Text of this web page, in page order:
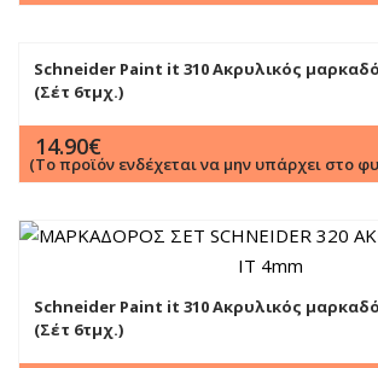
Schneider Paint it 310 Ακρυλικός
(Σέτ 6τμχ.)
14.90€
(Το προϊόν ενδέχεται να μην υπάρχει στο
Schneider Paint it 310 Ακρυλικός
(Σέτ 6τμχ.)